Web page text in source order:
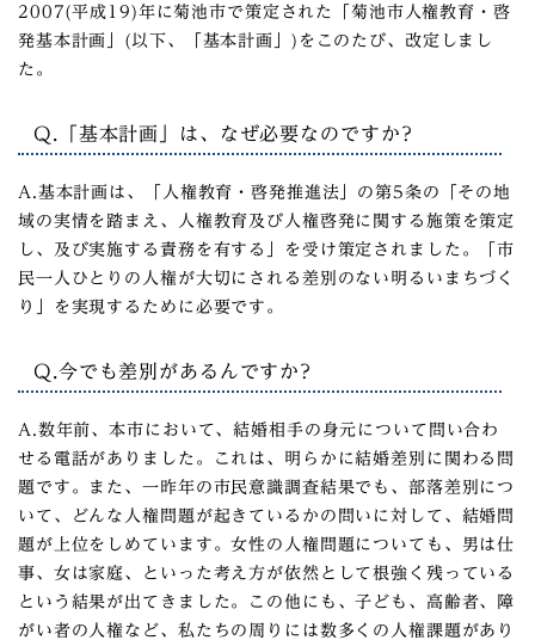
2007(平成19)年に菊池市で策定された「菊池市人権教育・啓
発基本計画」(以下、「基本計画」)をこのたび、改定しまし
た。
Q.「基本計画」は、なぜ必要なのですか?
A.基本計画は、「人権教育・啓発推進法」の第5条の「その地
域の実情を踏まえ、人権教育及び人権啓発に関する施策を策定
し、及び実施する責務を有する」を受け策定されました。「市
民一人ひとりの人権が大切にされる差別のない明るいまちづく
り」を実現するために必要です。
Q.今でも差別があるんですか?
A.数年前、本市において、結婚相手の身元について問い合わ
せる電話がありました。これは、明らかに結婚差別に関わる問
題です。また、一昨年の市民意識調査結果でも、部落差別につ
いて、どんな人権問題が起きているかの問いに対して、結婚問
題が上位をしめています。女性の人権問題についても、男は仕
事、女は家庭、といった考え方が依然として根強く残っている
という結果が出てきました。この他にも、子ども、高齢者、障
がい者の人権など、私たちの周りには数多くの人権課題があり